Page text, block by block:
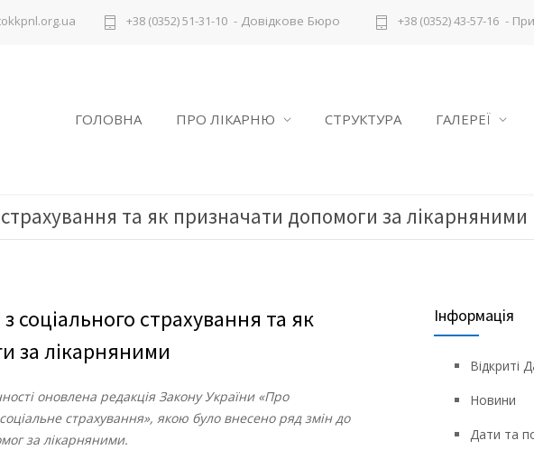
+38 (0352) 51-31-10 - Довідкове Бюро +38 (0352) 43-57-16 -
ГОЛОВНА ПРО ЛІКАРНЮ СТРУКТУРА ГАЛЕРЕЇ
страхування та як призначати допомоги за лікарняними
соціального страхування та як
за лікарняними
оновлена редакція Закону України «Про
страхування», якою було внесено ряд змін до
за лікарняними.
Інформація
Відкриті
Новини
Дати та